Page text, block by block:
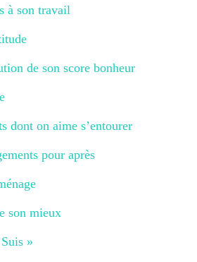
à son travail
de son score bonheur
dont on aime s’entourer
pour après
son mieux
»